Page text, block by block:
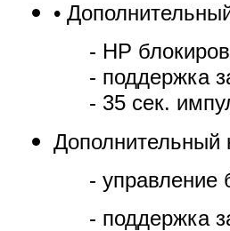
•
- НР
- поддержка
- 35 сек.
- управление
- поддержка